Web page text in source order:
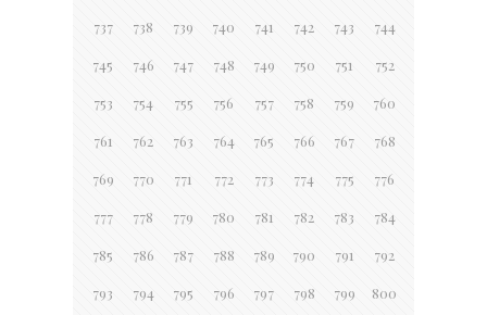
737 738 739 740 741 742 743 744
745 746 747 748 749 750 751 752
753 754 755 756 757 758 759 760
761 762 763 764 765 766 767 768
769 770 771 772 773 774 775 776
777 778 779 780 781 782 783 784
785 786 787 788 789 790 791 792
793 794 795 796 797 798 799 800